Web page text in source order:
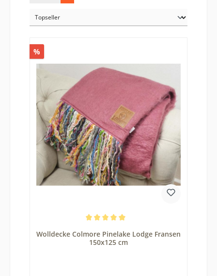
%
Wolldecke Colmore Pinelake Lodge Fransen
150x125 cm